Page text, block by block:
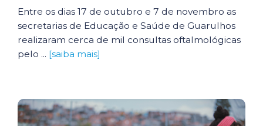
Entre os dias 17 de outubro e 7 de novembro as
secretarias de Educação e Saúde de Guarulhos
realizaram cerca de mil consultas oftalmológicas
pelo ... [saiba mais]